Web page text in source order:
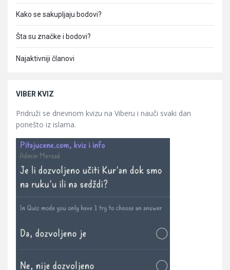
Kako se sakupljaju bodovi?
Šta su značke i bodovi?
Najaktivniji članovi
VIBER KVIZ
Pridruži se dnevnom kvizu na Viberu i nauči svaki dan
ponešto iz islama.